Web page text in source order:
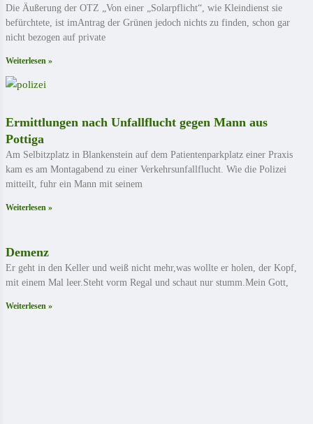
Die Äußerung der OTZ „Von einer „Solarpflicht“, wie Kleindienst sie
befürchtete, ist imAntrag der Grünen jedoch nichts zu finden, schon gar
nicht bezogen auf private
Weiterlesen »
Ermittlungen nach Unfallflucht gegen Mann aus
Pottiga
Am Selbitzplatz in Blankenstein auf dem Patientenparkplatz einer Praxis
kam es am Montagabend zu einer Verkehrsunfallflucht. Wie die Polizei
mitteilt, fuhr ein Mann mit seinem
Weiterlesen »
Demenz
Er geht in den Keller und weiß nicht mehr,was wollte er holen, der Kopf,
mit einem Mal leer.Steht vorm Regal und schaut nur stumm.Mein Gott,
Weiterlesen »